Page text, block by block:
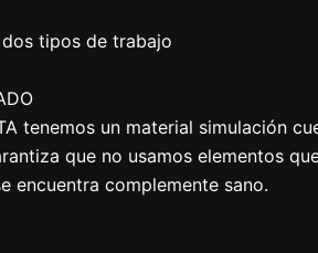
tipos de trabajo
tenemos un material simulación
que no usamos elementos
encuentra complemente sano.